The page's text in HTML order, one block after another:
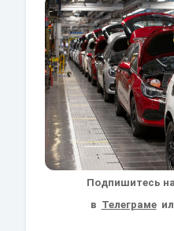
Подпишитесь
в Телеграме